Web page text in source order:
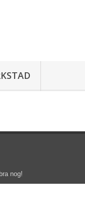
nog!